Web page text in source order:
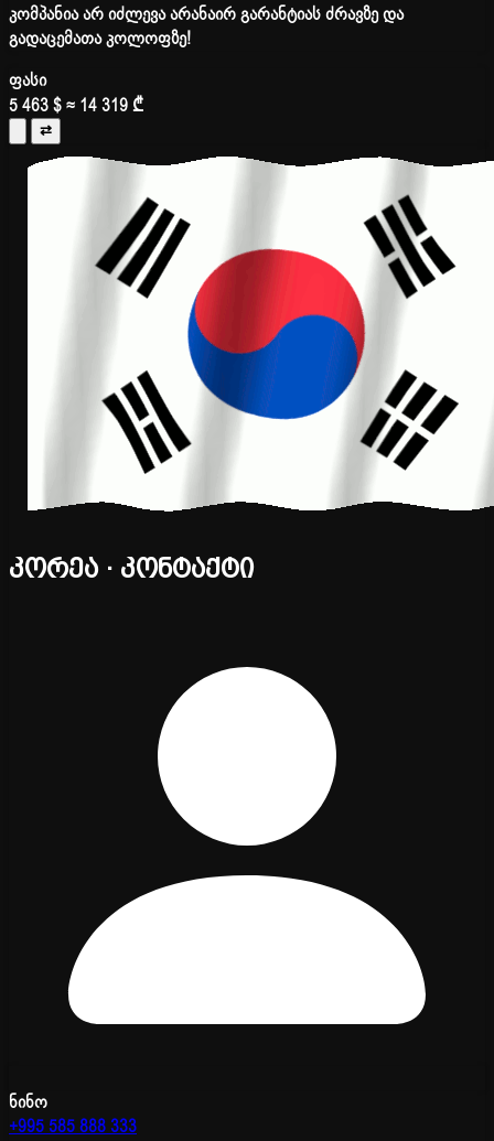
კომპანია არ იძლევა არანაირ გარანტიას ძრავზე და
გადაცემათა კოლოფზე!
ფასი
5 463 $≈ 14 319 ₾
⇄
კორეა · კონტაქტი
ნინო
+995 585 888 333